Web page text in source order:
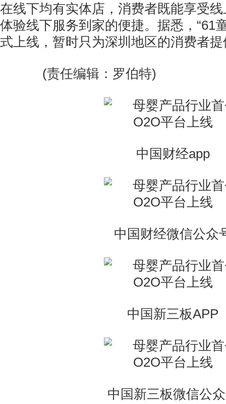
在线下均有实体店，消费者既能享受
体验线下服务到家的便捷。据悉，“61
式上线，暂时只为深圳地区的消费者
(责任编辑：罗伯特)
中国财经app
中国财经微信公众
中国新三板APP
中国新三板微信公